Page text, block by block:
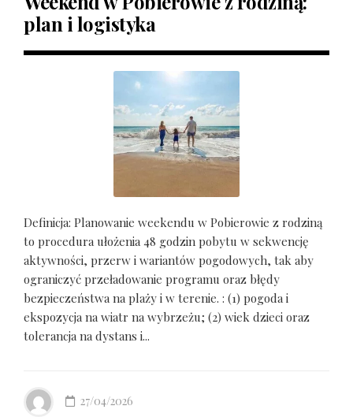
plan i logistyka
Definicja: Planowanie weekendu w Pobierowie z rodziną
to procedura ułożenia 48 godzin pobytu w sekwencję
aktywności, przerw i wariantów pogodowych, tak aby
ograniczyć przeładowanie programu oraz błędy
bezpieczeństwa na plaży i w terenie. : (1) pogoda i
ekspozycja na wiatr na wybrzeżu; (2) wiek dzieci oraz
tolerancja na dystans i...
27/04/2026